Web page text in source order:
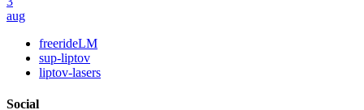
aug
freerideLM
sup-liptov
liptov-lasers
Social